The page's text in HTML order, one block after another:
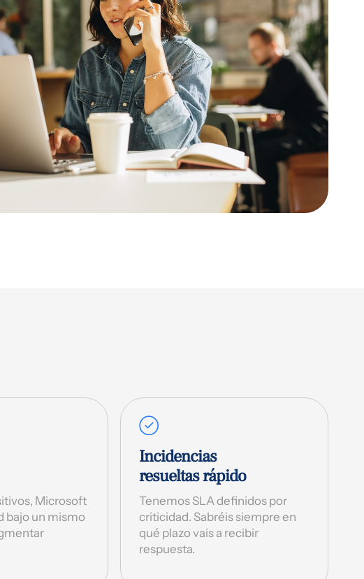
Microsoft
bajo un mismo
Incidencias
resueltas rápido
Tenemos SLA definidos por
criticidad. Sabréis siempre en
qué plazo vais a recibir
respuesta.